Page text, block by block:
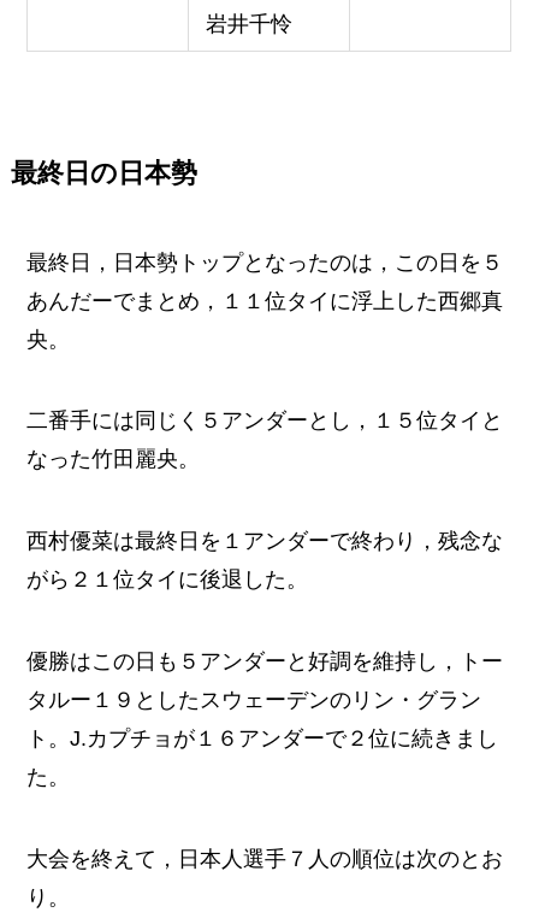
岩井千怜
最終日の日本勢
最終日，日本勢トップとなったのは，この日を５
あんだーでまとめ，１１位タイに浮上した西郷真
央。
二番手には同じく５アンダーとし，１５位タイと
なった竹田麗央。
西村優菜は最終日を１アンダーで終わり，残念な
がら２１位タイに後退した。
優勝はこの日も５アンダーと好調を維持し，トー
タルー１９としたスウェーデンのリン・グラン
ト。J.カプチョが１６アンダーで２位に続きまし
た。
大会を終えて，日本人選手７人の順位は次のとお
り。